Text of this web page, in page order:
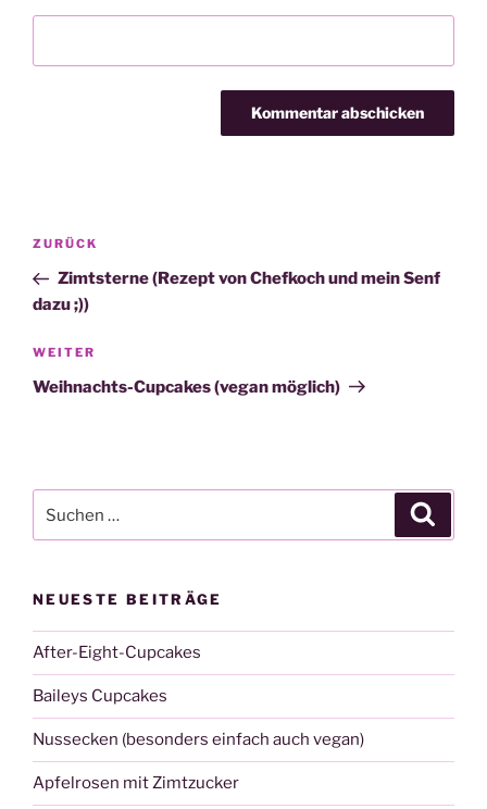
Beitragsnavigation
Vorheriger
Beitrag
ZURÜCK
Zimtsterne (Rezept von Chefkoch und mein Senf
dazu ;))
Nächster
Beitrag
WEITER
Weihnachts-Cupcakes (vegan möglich)
nach:
NEUESTE BEITRÄGE
After-Eight-Cupcakes
Baileys Cupcakes
Nussecken (besonders einfach auch vegan)
Apfelrosen mit Zimtzucker